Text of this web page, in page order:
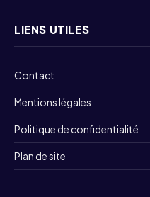
LIENS UTILES
Contact
Mentions légales
Politique de confidentialité
Plan de site